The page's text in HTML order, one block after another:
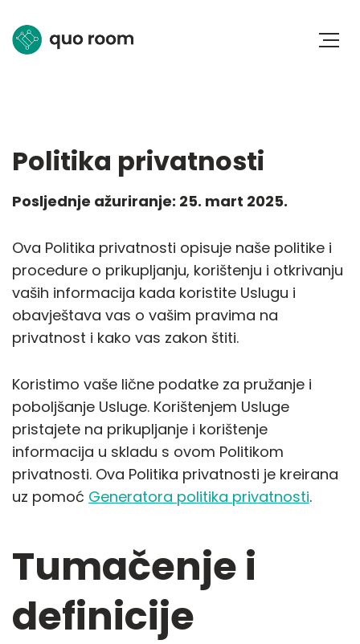
Politika privatnosti
Posljednje ažuriranje: 25. mart 2025.
Ova Politika privatnosti opisuje naše politike i
procedure o prikupljanju, korištenju i otkrivanju
vaših informacija kada koristite Uslugu i
obavještava vas o vašim pravima na
privatnost i kako vas zakon štiti.
Koristimo vaše lične podatke za pružanje i
poboljšanje Usluge. Korištenjem Usluge
pristajete na prikupljanje i korištenje
informacija u skladu s ovom Politikom
privatnosti. Ova Politika privatnosti je kreirana
uz pomoć Generatora politika privatnosti.
Tumačenje i
definicije